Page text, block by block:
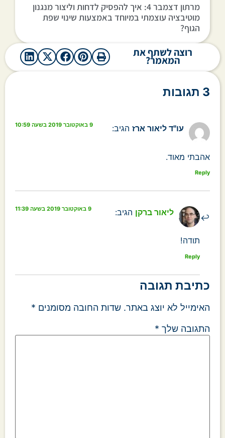
מרתון דצמבר 4: איך להפסיק לדחות וליצור מנגנון
מוטיבציה עוצמתי במיוחד באמצעות שינוי שפת
הגוף?
רוצה לשתף את
המאמר?
3 תגובות
עו"ד ליאור ארז הגיב: 9 באוקטובר 2019 בשעה 10:59
אהבתי מאוד.
Reply
ליאור ברקן הגיב: 9 באוקטובר 2019 בשעה 11:39
תודה!
Reply
כתיבת תגובה
האימייל לא יוצג באתר. שדות החובה מסומנים *
התגובה שלך *